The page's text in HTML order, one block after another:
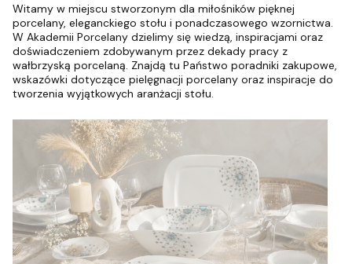
Witamy w miejscu stworzonym dla miłośników pięknej
porcelany, eleganckiego stołu i ponadczasowego wzornictwa.
W Akademii Porcelany dzielimy się wiedzą, inspiracjami oraz
doświadczeniem zdobywanym przez dekady pracy z
wałbrzyską porcelaną. Znajdą tu Państwo poradniki zakupowe,
wskazówki dotyczące pielęgnacji porcelany oraz inspiracje do
tworzenia wyjątkowych aranżacji stołu.